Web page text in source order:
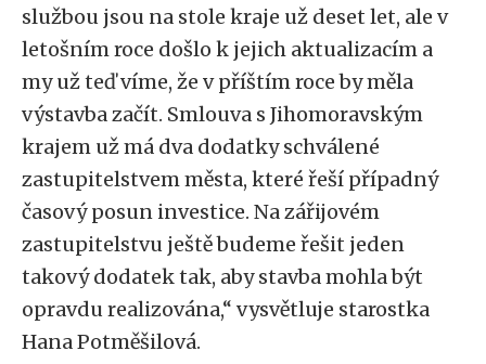
službou jsou na stole kraje už deset let, ale v
letošním roce došlo k jejich aktualizacím a
my už teď víme, že v příštím roce by měla
výstavba začít. Smlouva s Jihomoravským
krajem už má dva dodatky schválené
zastupitelstvem města, které řeší případný
časový posun investice. Na zářijovém
zastupitelstvu ještě budeme řešit jeden
takový dodatek tak, aby stavba mohla být
opravdu realizována,“ vysvětluje starostka
Hana Potměšilová.